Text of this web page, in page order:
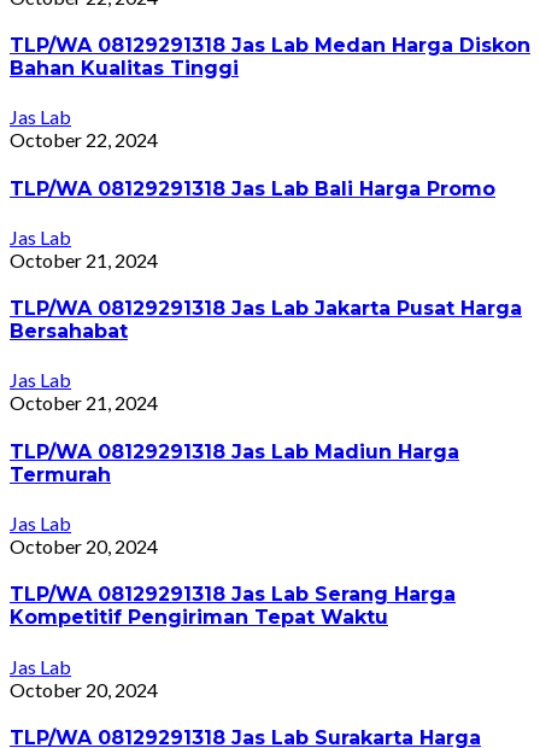
TLP/WA 08129291318 Jas Lab Medan Harga Diskon
Bahan Kualitas Tinggi
Jas Lab
October 22, 2024
TLP/WA 08129291318 Jas Lab Bali Harga Promo
Jas Lab
October 21, 2024
TLP/WA 08129291318 Jas Lab Jakarta Pusat Harga
Bersahabat
Jas Lab
October 21, 2024
TLP/WA 08129291318 Jas Lab Madiun Harga
Termurah
Jas Lab
October 20, 2024
TLP/WA 08129291318 Jas Lab Serang Harga
Kompetitif Pengiriman Tepat Waktu
Jas Lab
October 20, 2024
TLP/WA 08129291318 Jas Lab Surakarta Harga